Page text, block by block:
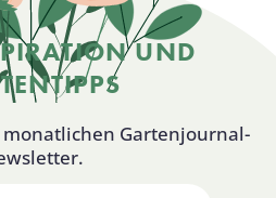
UND
Gartenjournal-